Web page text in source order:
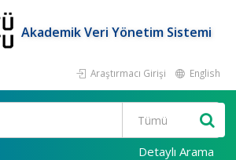
Akademik Veri Yönetim Sistemi
Araştırmacı Girişi English
Detaylı Arama